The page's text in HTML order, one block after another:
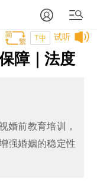
试听
T中
障｜法度
婚前教育培训，
强婚姻的稳定性